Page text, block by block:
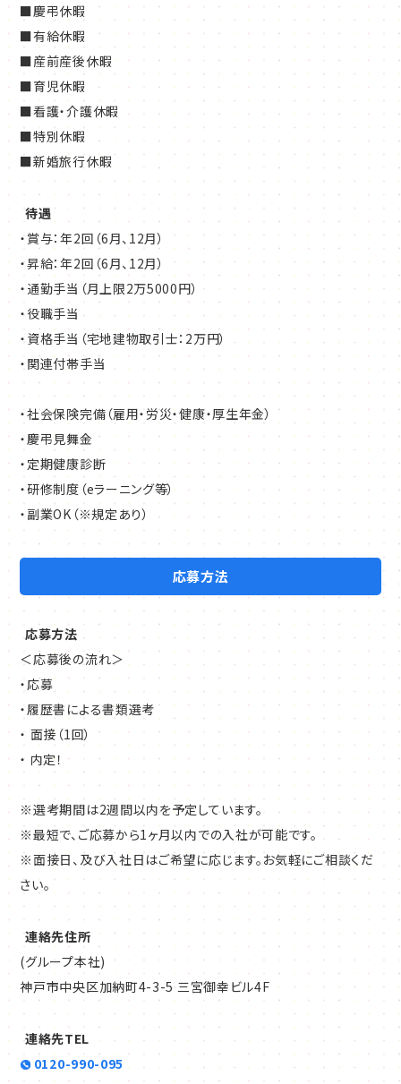
■慶弔休暇
■有給休暇
■産前産後休暇
■育児休暇
■看護・介護休暇
■特別休暇
■新婚旅行休暇
待遇
・賞与：年2回（6月、12月）
・昇給：年2回（6月、12月）
・通勤手当（月上限2万5000円）
・役職手当
・資格手当（宅地建物取引士：2万円）
・関連付帯手当
・社会保険完備（雇用・労災・健康・厚生年金）
・慶弔見舞金
・定期健康診断
・研修制度（eラーニング等）
・副業OK（※規定あり）
応募方法
応募方法
＜応募後の流れ＞
・応募
・履歴書による書類選考
・ 面接（1回）
・ 内定！
※選考期間は2週間以内を予定しています。
※最短で、ご応募から1ヶ月以内での入社が可能です。
※面接日、及び入社日はご希望に応じます。お気軽にご相談くだ
さい。
連絡先住所
(グループ本社)
神戸市中央区加納町4-3-5 三宮御幸ビル4F
連絡先TEL
0120-990-095